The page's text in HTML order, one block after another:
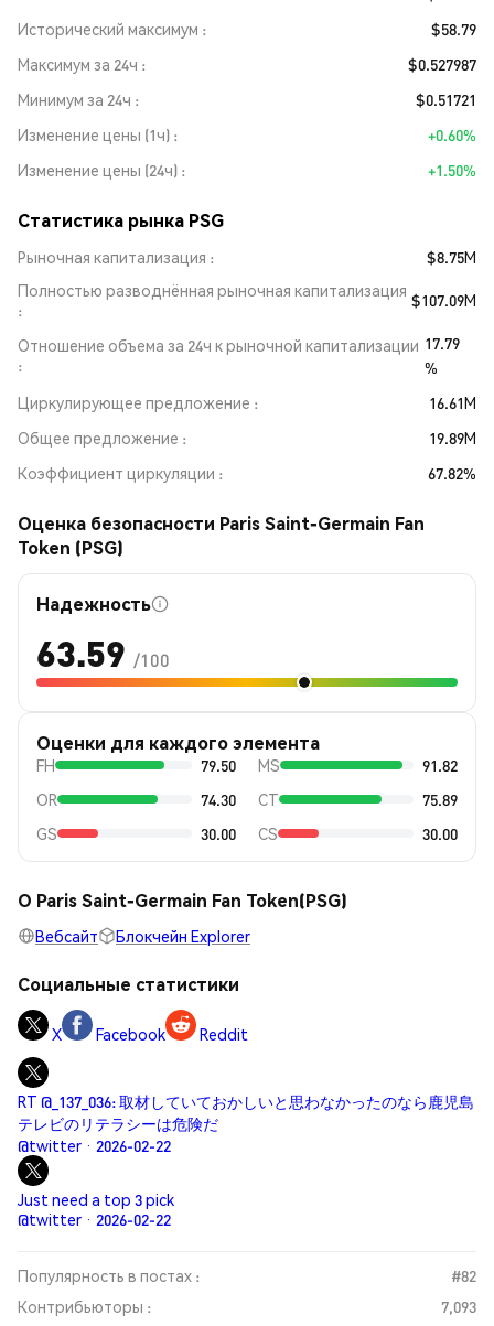
Исторический максимум
$58.79
Максимум за 24ч
$0.527987
Минимум за 24ч
$0.51721
Изменение цены (1ч)
+0.60%
Изменение цены (24ч)
+1.50%
Статистика рынка PSG
Рыночная капитализация
$8.75M
Полностью разводнённая рыночная капитализация $107.09M
Отношение объема за 24ч к рыночной капитализации 17.79
%
Циркулирующее предложение
16.61M
Общее предложение
19.89M
Коэффициент циркуляции
67.82%
Оценка безопасности Paris Saint-Germain Fan
Token (PSG)
Надежность
63.59 /100
Оценки для каждого элемента
FH 79.50 MS
91.82
OR
74.30 CT
75.89
GS
30.00 CS 30.00
О Paris Saint-Germain Fan Token(PSG)
Вебсайт Блокчейн Explorer
Социальные статистики
X Facebook Reddit
RT @_137_036: 取材していておかしいと思わなかったのなら鹿児島
テレビのリテラシーは危険だ
@twitter · 2026-02-22
Just need a top 3 pick
@twitter · 2026-02-22
Популярность в постах :
#82
Контрибьюторы :
7,093